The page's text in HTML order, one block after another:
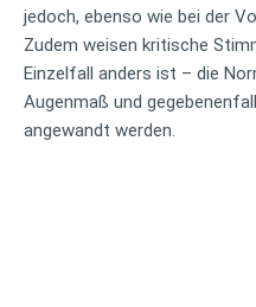
jedoch, ebenso wie bei der
Zudem weisen kritische
Einzelfall anders ist – die
Augenmaß und
angewandt werden.